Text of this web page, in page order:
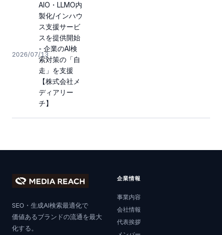
2026/07/13
AIO・LLMO内
製化/インハウ
ス支援サービ
スを提供開始
- 企業のAI検
索対策の「自
走」を支援
【株式会社メ
ディアリー
チ】
SEO・生成AI検索最適化で
価値あるブランドの流通を最大
化する。
企業情報
事業内容
会社情報
代表挨拶